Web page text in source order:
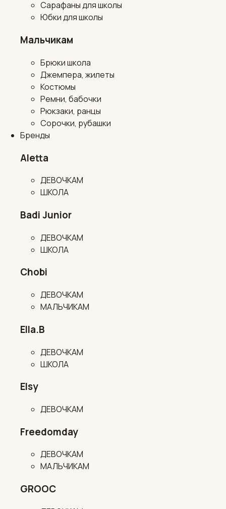
Сарафаны для школы
Юбки для школы
Мальчикам
Брюки школа
Джемпера, жилеты
Костюмы
Ремни, бабочки
Рюкзаки, ранцы
Сорочки, рубашки
Бренды
Aletta
ДЕВОЧКАМ
ШКОЛА
Badi Junior
ДЕВОЧКАМ
ШКОЛА
Chobi
ДЕВОЧКАМ
МАЛЬЧИКАМ
Ella.B
ДЕВОЧКАМ
ШКОЛА
Elsy
ДЕВОЧКАМ
Freedomday
ДЕВОЧКАМ
МАЛЬЧИКАМ
GROOC